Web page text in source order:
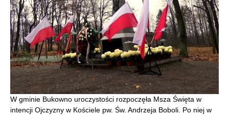
W gminie Bukowno uroczystości rozpoczęła Msza Święta w
intencji Ojczyzny w Kościele pw. Św. Andrzeja Boboli. Po niej w